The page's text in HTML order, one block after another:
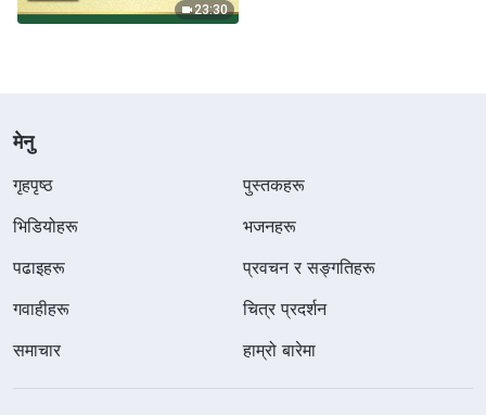
23:30
मेनु
गृहपृष्ठ
पुस्तकहरू
भिडियोहरू
भजनहरू
पढाइहरू
प्रवचन र सङ्गतिहरू
गवाहीहरू
चित्र प्रदर्शन
समाचार
हाम्रो बारेमा